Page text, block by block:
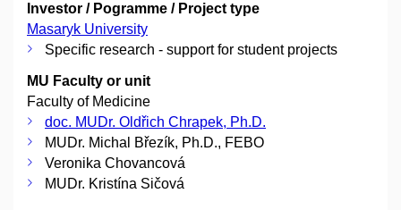
Investor / Pogramme / Project type
Masaryk University
Specific research - support for student projects
MU Faculty or unit
Faculty of Medicine
doc. MUDr. Oldřich Chrapek, Ph.D.
MUDr. Michal Březík, Ph.D., FEBO
Veronika Chovancová
MUDr. Kristína Sičová